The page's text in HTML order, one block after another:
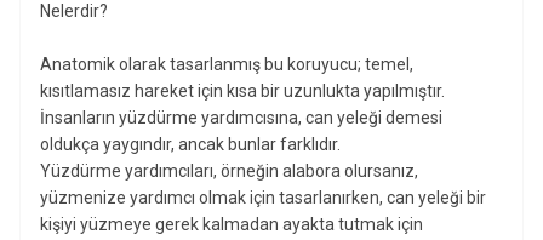
Nelerdir?
Anatomik olarak tasarlanmış bu koruyucu; temel,
kısıtlamasız hareket için kısa bir uzunlukta yapılmıştır.
İnsanların yüzdürme yardımcısına, can yeleği demesi
oldukça yaygındır, ancak bunlar farklıdır.
Yüzdürme yardımcıları, örneğin alabora olursanız,
yüzmenize yardımcı olmak için tasarlanırken, can yeleği bir
kişiyi yüzmeye gerek kalmadan ayakta tutmak için